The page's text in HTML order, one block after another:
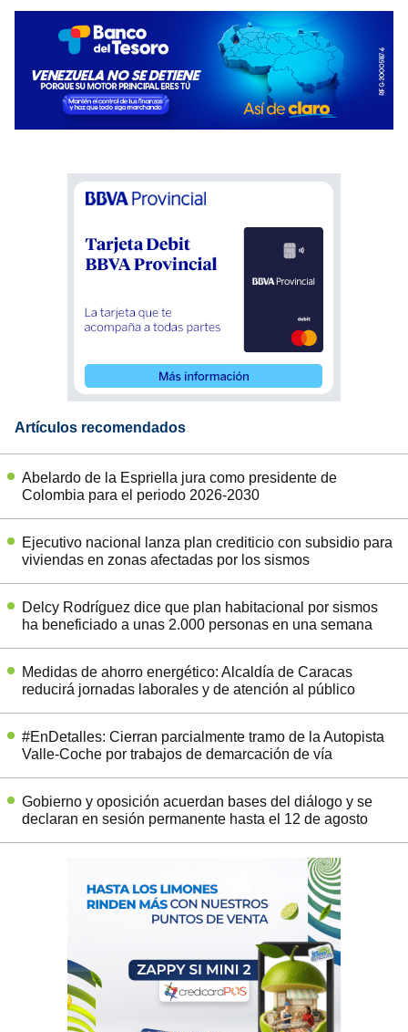
Artículos recomendados
Abelardo de la Espriella jura como presidente de
Colombia para el periodo 2026-2030
Ejecutivo nacional lanza plan crediticio con subsidio para
viviendas en zonas afectadas por los sismos
Delcy Rodríguez dice que plan habitacional por sismos
ha beneficiado a unas 2.000 personas en una semana
Medidas de ahorro energético: Alcaldía de Caracas
reducirá jornadas laborales y de atención al público
#EnDetalles: Cierran parcialmente tramo de la Autopista
Valle-Coche por trabajos de demarcación de vía
Gobierno y oposición acuerdan bases del diálogo y se
declaran en sesión permanente hasta el 12 de agosto